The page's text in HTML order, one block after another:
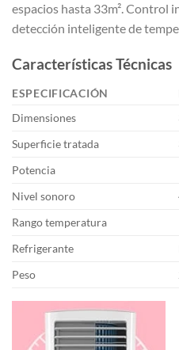
espacios hasta 33m². Control
detección inteligente de
Características Técnicas
ESPECIFICACIÓN
Dimensiones
Superficie tratada
Potencia
Nivel sonoro
Rango temperatura
Refrigerante
Peso